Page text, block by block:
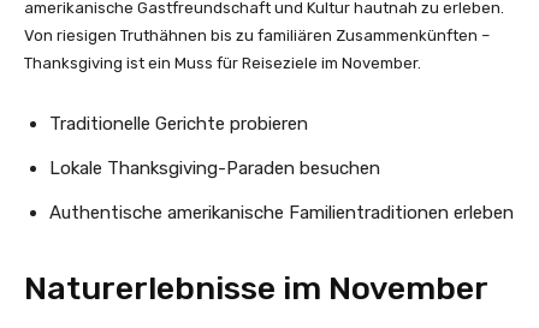
amerikanische Gastfreundschaft und Kultur hautnah zu erleben.
Von riesigen Truthähnen bis zu familiären Zusammenkünften –
Thanksgiving ist ein Muss für Reiseziele im November.
Traditionelle Gerichte probieren
Lokale Thanksgiving-Paraden besuchen
Authentische amerikanische Familientraditionen erleben
Naturerlebnisse im November